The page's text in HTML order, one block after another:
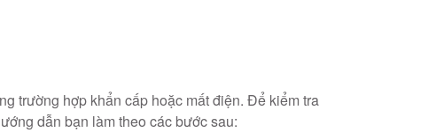
trường hợp khẩn cấp hoặc mất điện. Để kiểm tra
dẫn bạn làm theo các bước sau: